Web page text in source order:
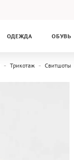
ОДЕЖДА ОБУВЬ
Трикотаж Свитшоты